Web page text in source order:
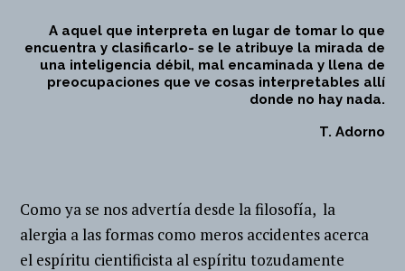
A aquel que interpreta en lugar de tomar lo que
encuentra y clasificarlo- se le atribuye la mirada de
una inteligencia débil, mal encaminada y llena de
preocupaciones que ve cosas interpretables allí
donde no hay nada.
T. Adorno
Como ya se nos advertía desde la filosofía, la
alergia a las formas como meros accidentes acerca
el espíritu cientificista al espíritu tozudamente